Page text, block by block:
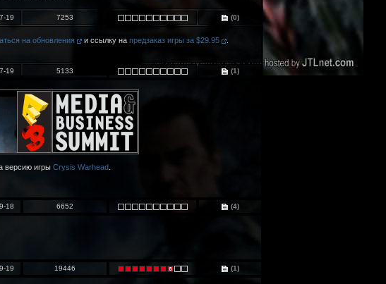
19 7253 (0)
на обновления и ссылку на предзаказ игры за $29.95
.
19 5133 (1)
версию игры Crysis Warhead.
18 6652 (4)
19 19446 (1)